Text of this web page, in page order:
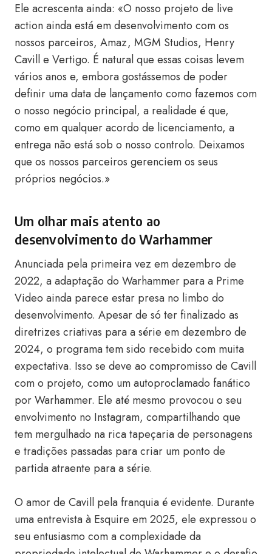
Ele acrescenta ainda: «O nosso projeto de live
action ainda está em desenvolvimento com os
nossos parceiros, Amaz, MGM Studios, Henry
Cavill e Vertigo. É natural que essas coisas levem
vários anos e, embora gostássemos de poder
definir uma data de lançamento como fazemos com
o nosso negócio principal, a realidade é que,
como em qualquer acordo de licenciamento, a
entrega não está sob o nosso controlo. Deixamos
que os nossos parceiros gerenciem os seus
próprios negócios.»
Um olhar mais atento ao
desenvolvimento do Warhammer
Anunciada pela primeira vez em dezembro de
2022, a adaptação do Warhammer para a Prime
Video ainda parece estar presa no limbo do
desenvolvimento. Apesar de só ter finalizado as
diretrizes criativas para a série em dezembro de
2024, o programa tem sido recebido com muita
expectativa. Isso se deve ao compromisso de Cavill
com o projeto, como um autoproclamado fanático
por Warhammer. Ele até mesmo provocou o seu
envolvimento no Instagram, compartilhando que
tem mergulhado na rica tapeçaria de personagens
e tradições passadas para criar um ponto de
partida atraente para a série.
O amor de Cavill pela franquia é evidente. Durante
uma entrevista à Esquire em 2025, ele expressou o
seu entusiasmo com a complexidade da